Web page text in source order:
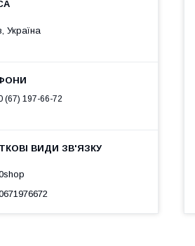
Україна
(67) 197-66-72